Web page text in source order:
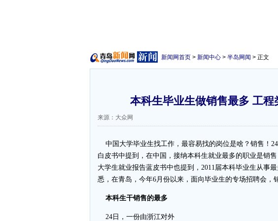
新闻网首页 > 新闻中心 > 半岛网闻 > 正文
本科生毕业生做销售最多 工程
来源：大众网
中国大学毕业生找工作，最容易找的岗位是啥？销售！
白皮书中提到，在中国，接纳本科生就业最多的职业是销
大学生就业报告蓝皮书中也提到，2011届本科毕业生从事
悉，在青岛，今年6月份以来，面向毕业生的专场招聘会，
本科生干销售的最多
24日，一份由浙江对外